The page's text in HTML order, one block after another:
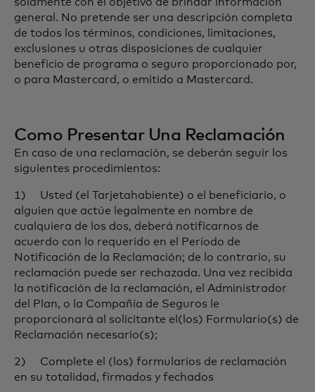
general. No pretende ser una descripción completa
de todos los términos, condiciones, limitaciones,
exclusiones u otras disposiciones de cualquier
beneficio de programa o seguro proporcionado por,
o para Mastercard, o emitido a Mastercard.
Como Presentar Una Reclamación
En caso de una reclamación, se deberán seguir los
siguientes procedimientos:
1) Usted (el Tarjetahabiente) o el beneficiario, o
alguien que actúe legalmente en nombre de
cualquiera de los dos, deberá notificarnos de
acuerdo con lo requerido en el Período de
Notificación de la Reclamación; de lo contrario, su
reclamación puede ser rechazada. Una vez recibida
la notificación de la reclamación, el Administrador
del Plan, o la Compañía de Seguros le
proporcionará al solicitante el(los) Formulario(s) de
Reclamación necesario(s);
2) Complete el (los) formularios de reclamación
en su totalidad, firmados y fechados